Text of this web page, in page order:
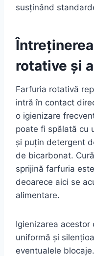
susținând
rotative și
Farfuria rotativă
intră în contact
o igienizare
poate fi spălată cu
și puțin detergent
de bicarbonat.
sprijină farfuria
deoarece aici se
alimentare.
Igienizarea acestor
uniformă și
eventualele